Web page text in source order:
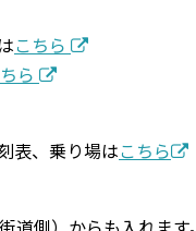
こちら
ら
表、乗り場はこちら